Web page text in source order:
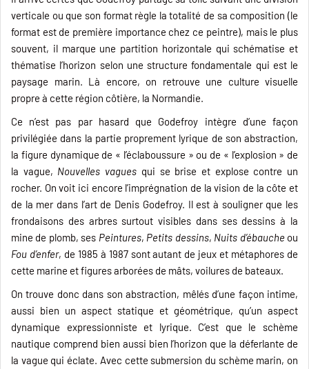
verticale ou que son format règle la totalité de sa composition (le
format est de première importance chez ce peintre), mais le plus
souvent, il marque une partition horizontale qui schématise et
thématise l’horizon selon une structure fondamentale qui est le
paysage marin. Là encore, on retrouve une culture visuelle
propre à cette région côtière, la Normandie.
Ce n’est pas par hasard que Godefroy intègre d’une façon
privilégiée dans la partie proprement lyrique de son abstraction,
la figure dynamique de « l’éclaboussure » ou de « l’explosion » de
la vague, Nouvelles vagues qui se brise et explose contre un
rocher. On voit ici encore l’imprégnation de la vision de la côte et
de la mer dans l’art de Denis Godefroy. Il est à souligner que les
frondaisons des arbres surtout visibles dans ses dessins à la
mine de plomb, ses Peintures, Petits dessins, Nuits d’ébaucheou
Fou d’enfer, de 1985 à 1987 sont autant de jeux et métaphores de
cette marine et figures arborées de mâts, voilures de bateaux.
On trouve donc dans son abstraction, mêlés d’une façon intime,
aussi bien un aspect statique et géométrique, qu’un aspect
dynamique expressionniste et lyrique. C’est que le schème
nautique comprend bien aussi bien l’horizon que la déferlante de
la vague qui éclate. Avec cette submersion du schème marin, on